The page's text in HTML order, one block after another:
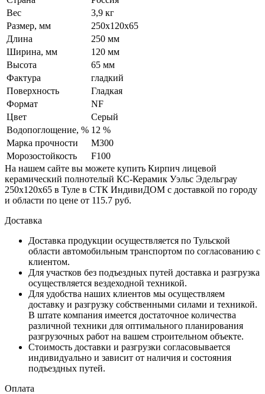
Вес
3,9 кг
Размер, мм
250х120х65
Длина
250 мм
Ширина, мм
120 мм
Высота
65 мм
Фактура
гладкий
Поверхность
Гладкая
Формат
NF
Цвет
Серый
Водопоглощение, % 12 %
Марка прочности
М300
Морозостойкость
F100
На нашем сайте вы можете купить Кирпич лицевой
керамический полнотелый КС-Керамик Уэльс Эдельграу
250х120х65 в Туле в СТК ИндивиДОМ с доставкой по городу
и области по цене от 115.7 руб.
Доставка
Доставка продукции осуществляется по Тульской
области автомобильным транспортом по согласованию с
клиентом.
Для участков без подъездных путей доставка и разгрузка
осуществляется вездеходной техникой.
Для удобства наших клиентов мы осуществляем
доставку и разгрузку собственными силами и техникой.
В штате компания имеется достаточное количества
различной техники для оптимального планирования
разгрузочных работ на вашем строительном объекте.
Стоимость доставки и разгрузки согласовывается
индивидуально и зависит от наличия и состояния
подъездных путей.
Оплата